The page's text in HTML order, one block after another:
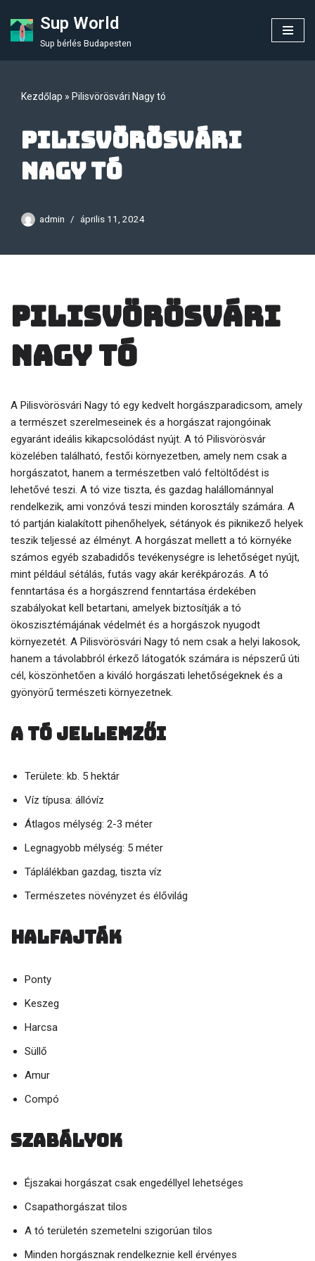
Skip
Sup World
Sup bérlés Budapesten
Kezdőlap » Pilisvörösvári Nagy tó
Pilisvörösvári
Nagy tó
admin április 11, 2024
Pilisvörösvári
Nagy tó
A Pilisvörösvári Nagy tó egy kedvelt horgászparadicsom, amely
a természet szerelmeseinek és a horgászat rajongóinak
egyaránt ideális kikapcsolódást nyújt. A tó Pilisvörösvár
közelében található, festői környezetben, amely nem csak a
horgászatot, hanem a természetben való feltöltődést is
lehetővé teszi. A tó vize tiszta, és gazdag halállománnyal
rendelkezik, ami vonzóvá teszi minden korosztály számára. A
tó partján kialakított pihenőhelyek, sétányok és piknikező helyek
teszik teljessé az élményt. A horgászat mellett a tó környéke
számos egyéb szabadidős tevékenységre is lehetőséget nyújt,
mint például sétálás, futás vagy akár kerékpározás. A tó
fenntartása és a horgászrend fenntartása érdekében
szabályokat kell betartani, amelyek biztosítják a tó
ökoszisztémájának védelmét és a horgászok nyugodt
környezetét. A Pilisvörösvári Nagy tó nem csak a helyi lakosok,
hanem a távolabbról érkező látogatók számára is népszerű úti
cél, köszönhetően a kiváló horgászati lehetőségeknek és a
gyönyörű természeti környezetnek.
A tó jellemzői
Területe: kb. 5 hektár
Víz típusa: állóvíz
Átlagos mélység: 2-3 méter
Legnagyobb mélység: 5 méter
Táplálékban gazdag, tiszta víz
Természetes növényzet és élővilág
Halfajták
Ponty
Keszeg
Harcsa
Süllő
Amur
Compó
Szabályok
Éjszakai horgászat csak engedéllyel lehetséges
Csapathorgászat tilos
A tó területén szemetelni szigorúan tilos
Minden horgásznak rendelkeznie kell érvényes